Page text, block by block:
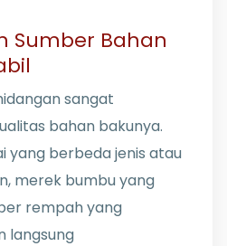
Sumber Bahan
sangat
bahan bakunya.
yang berbeda jenis atau
merek bumbu yang
rempah yang
langsung